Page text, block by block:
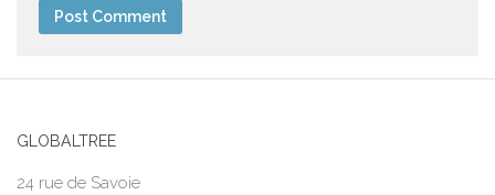
GLOBALTREE
24 rue de Savoie